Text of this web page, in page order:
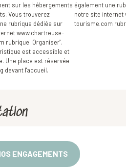
sur les hébergements
Vous trouverez
rubrique dédiée sur
www.chartreuse-
rubrique "Organiser".
est accessible et
Une place est réservée
devant l'accueil.
également une
notre site internet
tourisme.com
ENGAGEMENTS